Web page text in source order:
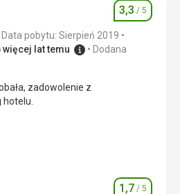
Ocena
3,3 / 5
Data pobytu: Sierpień 2019
lat temu
Dodana
zadowolenie z
zadowolenie z
1,7 / 5